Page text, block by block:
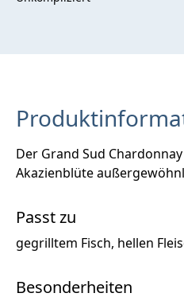
Der Grand Sud
Akazienblüte
Passt zu
gegrilltem Fisch, hellen
Besonderheiten